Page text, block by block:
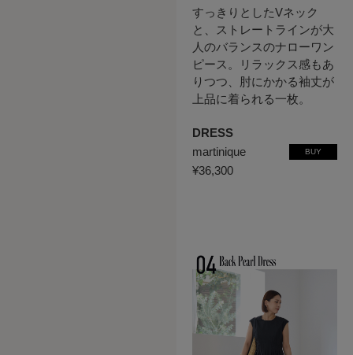
すっきりとしたVネック
と、ストレートラインが大
人のバランスのナローワン
ピース。リラックス感もあ
りつつ、肘にかかる袖丈が
上品に着られる一枚。
DRESS
martinique
¥36,300
BUY